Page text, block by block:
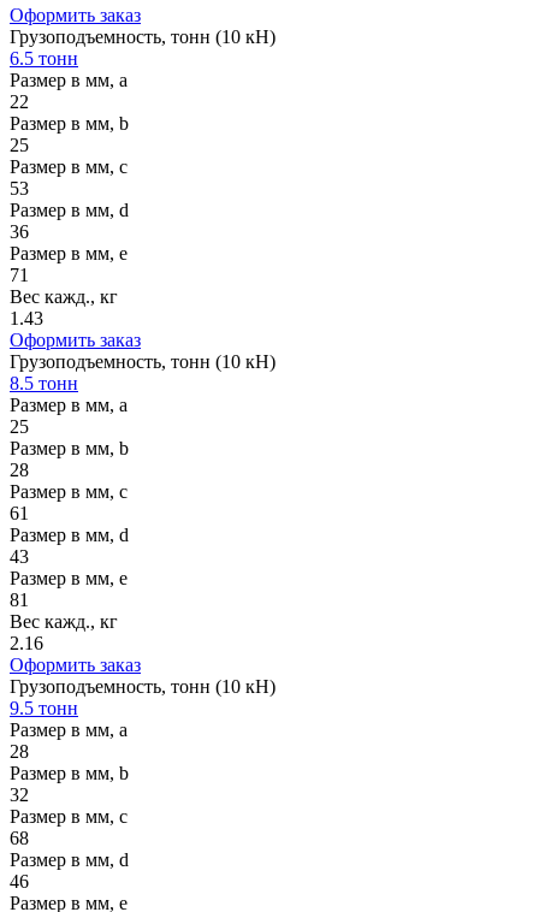
Оформить заказ
Грузоподъемность, тонн (10 кН)
6.5 тонн
Размер в мм, a
22
Размер в мм, b
25
Размер в мм, c
53
Размер в мм, d
36
Размер в мм, e
71
Вес кажд., кг
1.43
Оформить заказ
Грузоподъемность, тонн (10 кН)
8.5 тонн
Размер в мм, a
25
Размер в мм, b
28
Размер в мм, c
61
Размер в мм, d
43
Размер в мм, e
81
Вес кажд., кг
2.16
Оформить заказ
Грузоподъемность, тонн (10 кН)
9.5 тонн
Размер в мм, a
28
Размер в мм, b
32
Размер в мм, c
68
Размер в мм, d
46
Размер в мм, e